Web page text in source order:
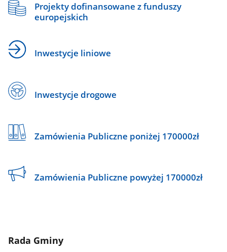
Projekty dofinansowane z funduszy
europejskich
Inwestycje liniowe
Inwestycje drogowe
Zamówienia Publiczne poniżej 170000zł
Zamówienia Publiczne powyżej 170000zł
Rada Gminy